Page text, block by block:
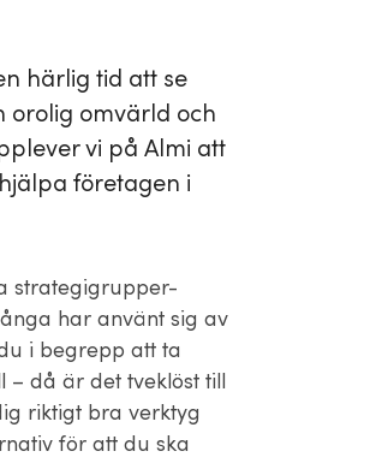
härlig tid att se
orolig omvärld och
vi på Almi att
företagen i
strategigrupper-
har använt sig av
i begrepp att ta
då är det tveklöst till
riktigt bra verktyg
för att du ska